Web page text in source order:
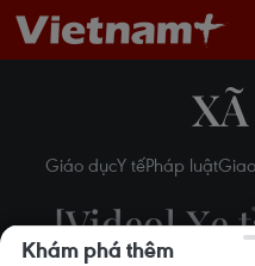
Giáo dụcY tếPháp luật
[Video] Xe
Khám phá thêm